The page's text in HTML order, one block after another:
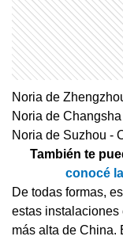
Noria de
Noria de
Noria de Suzhou -
También te
conocé
De todas formas,
estas instalaciones
más alta de China.